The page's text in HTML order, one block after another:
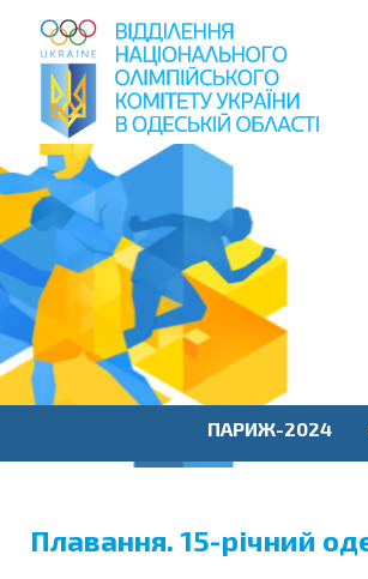
пошук
по
сайту
ПАРИЖ-2024
Плавання. 15-річний